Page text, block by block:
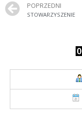
POPRZEDNI
STOWARZYSZENIE